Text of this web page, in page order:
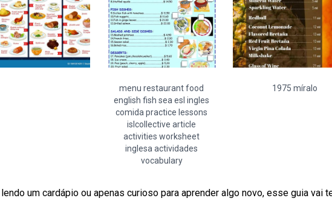
menu restaurant food
english fish sea esl ingles
comida practice lessons
islcollective article
activities worksheet
inglesa actividades
vocabulary
1975 míralo
um cardápio ou apenas curioso para aprender algo novo, esse guia vai